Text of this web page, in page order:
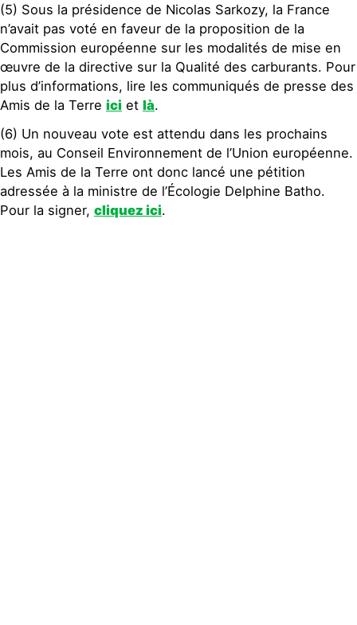
(5) Sous la présidence de Nicolas Sarkozy, la France
n’avait pas voté en faveur de la proposition de la
Commission européenne sur les modalités de mise en
œuvre de la directive sur la Qualité des carburants. Pour
plus d’informations, lire les communiqués de presse des
Amis de la Terre ici et là.
(6) Un nouveau vote est attendu dans les prochains
mois, au Conseil Environnement de l’Union européenne.
Les Amis de la Terre ont donc lancé une pétition
adressée à la ministre de l’Écologie Delphine Batho.
Pour la signer, cliquez ici.